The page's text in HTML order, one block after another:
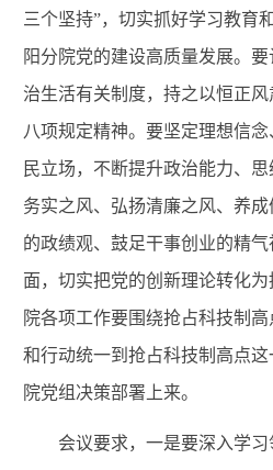
三个坚持”，切实抓好学习教育
阳分院党的建设高质量发展。
治生活有关制度，持之以恒正
八项规定精神。要坚定理想信
民立场，不断提升政治能力、
务实之风、弘扬清廉之风、养
的政绩观、鼓足干事创业的精
面，切实把党的创新理论转化
院各项工作要围绕抢占科技制
和行动统一到抢占科技制高点
院党组决策部署上来。
会议要求，一是要深入学习